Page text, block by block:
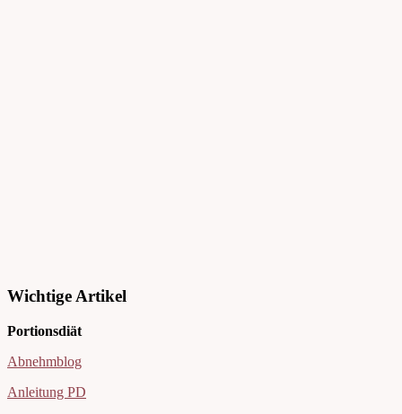
Wichtige Artikel
Portionsdiät
Abnehmblog
Anleitung PD